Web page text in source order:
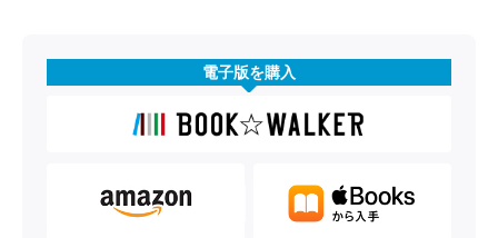
電子版を購入